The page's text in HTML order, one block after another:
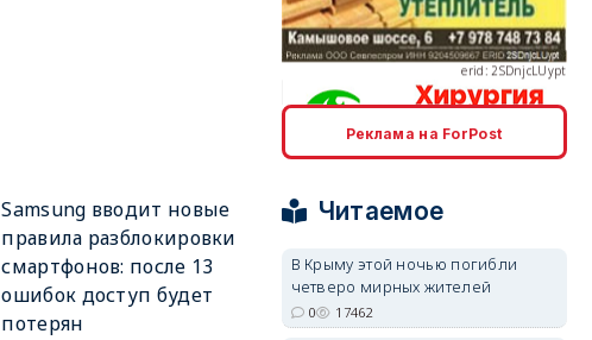
Samsung вводит новые
правила разблокировки
смартфонов: после 13
ошибок доступ будет
потерян
erid: 2SDnjcrDNw6
erid: 2SDnjdPjgYS
Реклама на ForPost
Читаемое
В Крыму этой ночью погибли
четверо мирных жителей
0 17462